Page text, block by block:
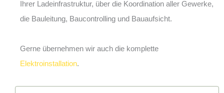
Ihrer Ladeinfrastruktur, über die Koordination aller Gewerke,
die Bauleitung, Baucontrolling und Bauaufsicht.
Gerne übernehmen wir auch die komplette
Elektroinstallation.